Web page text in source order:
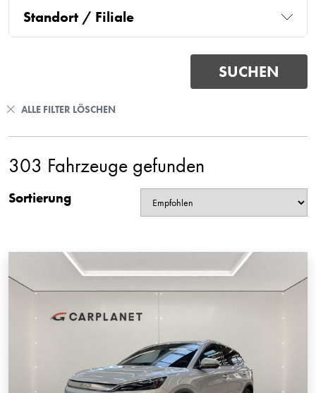
Standort / Filiale
ALLE FILTER LÖSCHEN
303 Fahrzeuge gefunden
Sortierung